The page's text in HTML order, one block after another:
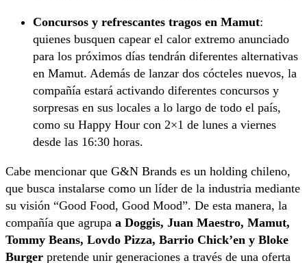
Concursos y refrescantes tragos en Mamut:
quienes busquen capear el calor extremo anunciado
para los próximos días tendrán diferentes alternativas
en Mamut. Además de lanzar dos cócteles nuevos, la
compañía estará activando diferentes concursos y
sorpresas en sus locales a lo largo de todo el país,
como su Happy Hour con 2×1 de lunes a viernes
desde las 16:30 horas.
Cabe mencionar que G&N Brands es un holding chileno,
que busca instalarse como un líder de la industria mediante
su visión “Good Food, Good Mood”. De esta manera, la
compañía que agrupa a Doggis, Juan Maestro, Mamut,
Tommy Beans, Lovdo Pizza, Barrio Chick’en y Bloke
Burger pretende unir generaciones a través de una oferta